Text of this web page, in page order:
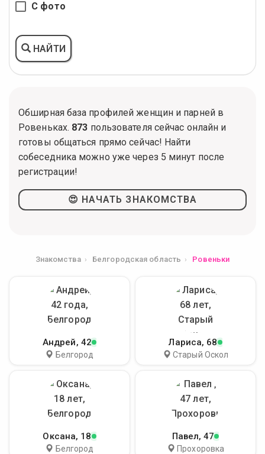
С фото
НАЙТИ
Обширная база профилей женщин и парней в
Ровеньках. 873 пользователя сейчас онлайн и
готовы общаться прямо сейчас! Найти
собеседника можно уже через 5 минут после
регистрации!
😍 НАЧАТЬ ЗНАКОМСТВА
Знакомства Белгородская область Ровеньки
Андрей, 42
Белгород
Лариса, 68
Старый Оскол
Оксана, 18
Белгород
Павел, 47
Прохоровка